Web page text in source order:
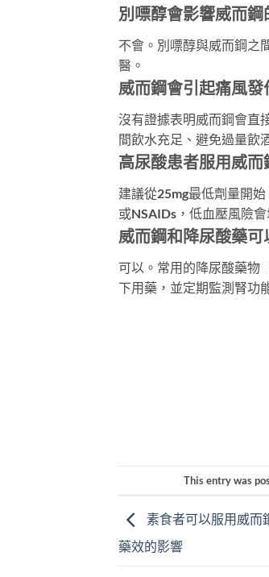
別嘌醇會影響威而鋼
不會。別嘌醇與威而鋼之
醫。
威而鋼會引起痛風發
沒有證據表明威而鋼會直
間飲水充足、避免過量飲
高尿酸患者服用威而
建議從25mg最低劑量開
或NSAIDs，低血壓風險
威而鋼和降尿酸藥可
可以。常用的降尿酸藥物
下用藥，並定期監測腎功
This entry was
素食者可以服用威而
藥效的影響